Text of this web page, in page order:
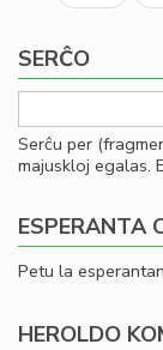
SERĈO
Serĉu per
majuskloj egalas.
ESPERANTA
Petu la
HEROLDO